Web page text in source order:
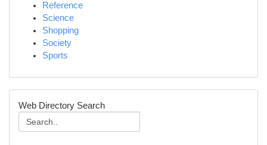
Reference
Science
Shopping
Society
Sports
Web Directory Search